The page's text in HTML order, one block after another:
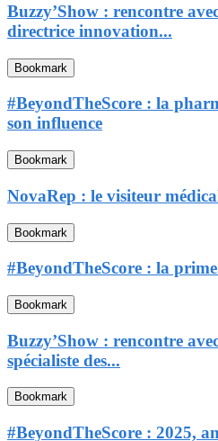
Buzzy’Show : rencontre
directrice innovation...
Bookmark
#BeyondTheScore : la
son influence
Bookmark
NovaRep : le visiteur
Bookmark
#BeyondTheScore : la
Bookmark
Buzzy’Show : rencontre
spécialiste des...
Bookmark
#BeyondTheScore : 2025,